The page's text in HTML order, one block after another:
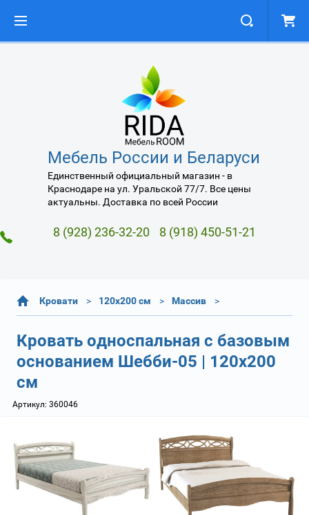
Мебель России и Беларуси
Единственный официальный магазин - в
Краснодаре на ул. Уральской 77/7. Все цены
актуальны. Доставка по всей России
8 (928) 236-32-20 8 (918) 450-51-21
Кровати 120х200 см Массив
Кровать односпальная с базовым
основанием Шебби-05 | 120х200
см
Артикул: 360046